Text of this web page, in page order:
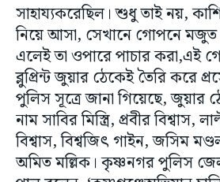
সাহায্যকরেছিল। শুধু তাই নয়,
নিয়ে আসা, সেখানে গোপনে মজুত
এলেই তা ওপারে পাচার করা,এই
ব্লুপ্রিন্ট জুয়ার ঠেকেই তৈরি করে
পুলিস সূত্রে জানা গিয়েছে, জুয়ার
নাম সাবির মিস্ত্রি, প্রবীর বিশ্বাস,
বিশ্বাস, বিশ্বজিৎ গাইন, জসিম
অমিত মল্লিক। কৃষ্ণনগর পুলিস